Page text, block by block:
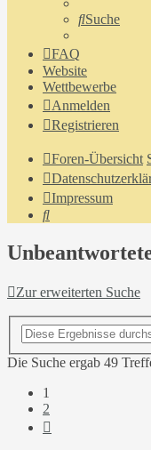
Suche
FAQ
Website
Wettbewerbe
Anmelden
Registrieren
Foren-Übersicht
Impressum
Suche
Zur erweiterten Suche
Die Suche ergab 49
1
2